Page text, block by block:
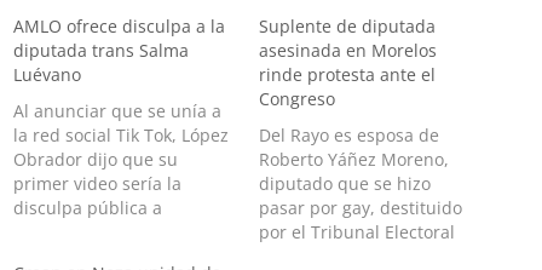
AMLO ofrece disculpa a la
diputada trans Salma
Luévano
Al anunciar que se unía a
la red social Tik Tok, López
Obrador dijo que su
primer video sería la
disculpa pública a
Suplente de diputada
asesinada en Morelos
rinde protesta ante el
Congreso
Del Rayo es esposa de
Roberto Yáñez Moreno,
diputado que se hizo
pasar por gay, destituido
por el Tribunal Electoral